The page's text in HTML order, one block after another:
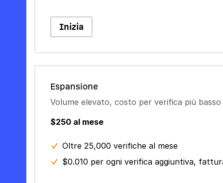
Inizia
Espansione
Volume elevato, costo per verifica più basso
$250 al mese
Oltre 25,000 verifiche al mese
$0.010 per ogni verifica aggiuntiva,